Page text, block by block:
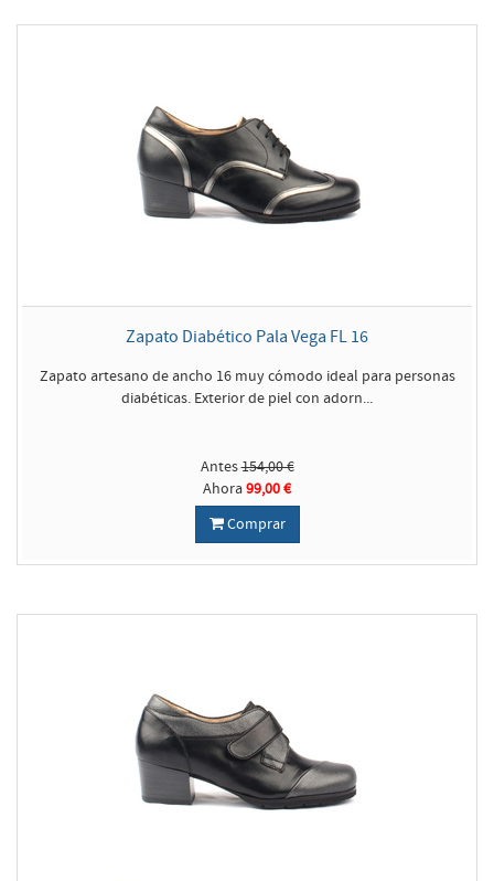
Zapato Diabético Pala Vega FL 16
Zapato artesano de ancho 16 muy cómodo ideal para personas
diabéticas. Exterior de piel con adorn...
Antes154,00 €
Ahora99,00 €
Comprar